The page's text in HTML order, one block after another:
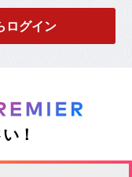
ログイン
！